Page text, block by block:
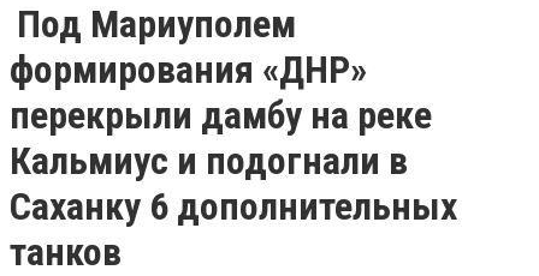
Под Мариуполем
формирования «ДНР»
перекрыли дамбу на реке
Кальмиус и подогнали в
Саханку 6 дополнительных
танков